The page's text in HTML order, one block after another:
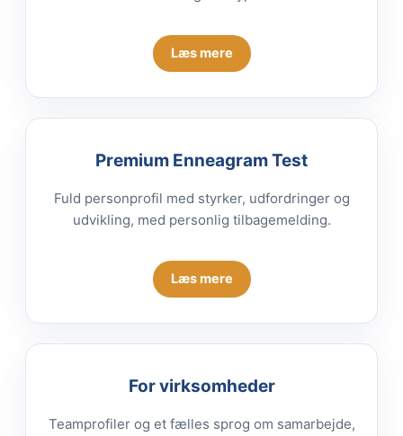
Læs mere
Premium Enneagram Test
Fuld personprofil med styrker, udfordringer og
udvikling, med personlig tilbagemelding.
Læs mere
For virksomheder
Teamprofiler og et fælles sprog om samarbejde,